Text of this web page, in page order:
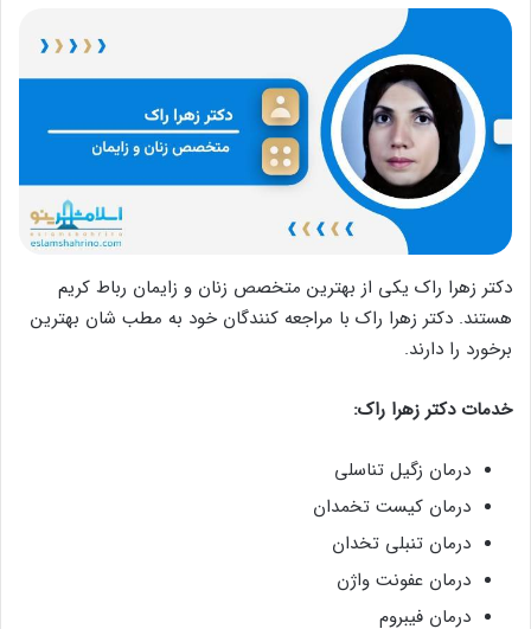
دکتر زهرا راک یکی از بهترین متخصص زنان و زایمان رباط کریم
هستند. دکتر زهرا راک با مراجعه کنندگان خود به مطب شان بهترین
برخورد را دارند.
خدمات دکتر زهرا راک:
درمان زگیل تناسلی
درمان کیست تخمدان
درمان تنبلی تخدان
درمان عفونت واژن
درمان فیبروم